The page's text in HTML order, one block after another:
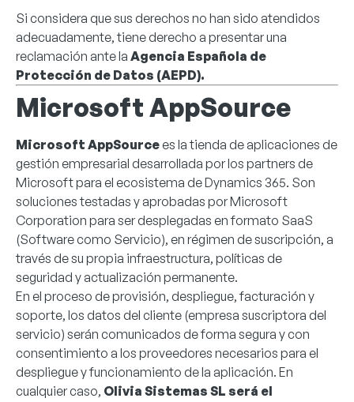
Si considera que sus derechos no han sido atendidos
adecuadamente, tiene derecho a presentar una
reclamación ante la Agencia Española de
Protección de Datos (AEPD).
Microsoft AppSource
Microsoft AppSourcees la tienda de aplicaciones de
gestión empresarial desarrollada por los partners de
Microsoft para el ecosistema de Dynamics 365. Son
soluciones testadas y aprobadas por Microsoft
Corporation para ser desplegadas en formato SaaS
(Software como Servicio), en régimen de suscripción, a
través de su propia infraestructura, políticas de
seguridad y actualización permanente.
En el proceso de provisión, despliegue, facturación y
soporte, los datos del cliente (empresa suscriptora del
servicio) serán comunicados de forma segura y con
consentimiento a los proveedores necesarios para el
despliegue y funcionamiento de la aplicación. En
cualquier caso, Olivia Sistemas SL será el